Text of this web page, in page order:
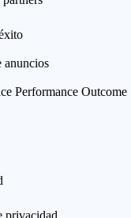
anuncios
Performance Outcome
privacidad